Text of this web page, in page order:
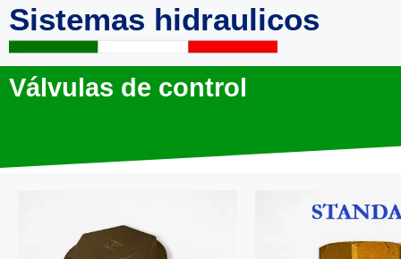
Sistemas hidraulicos
Válvulas de control